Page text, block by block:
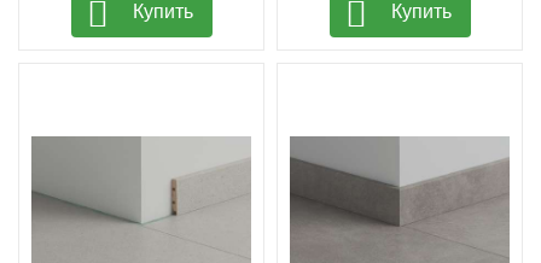
Купить Купить